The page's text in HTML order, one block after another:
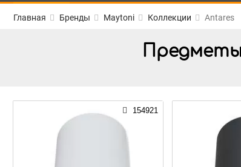
Главная Бренды Maytoni Коллекции Antares
Предметы
154921